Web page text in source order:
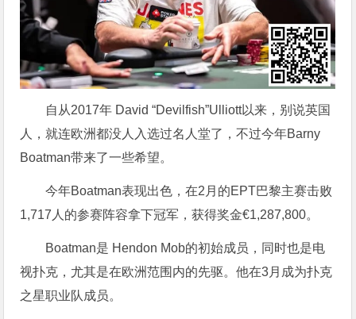
自从2017年 David “Devilfish”Ulliott以来，别说英国
人，就连欧洲都没人入选过名人堂了，不过今年Barny
Boatman带来了一些希望。
今年Boatman表现出色，在2月的EPT巴黎主赛击败
1,717人的参赛阵容拿下冠军，获得奖金€1,287,800。
Boatman是 Hendon Mob的初始成员，同时也是电
视扑克，尤其是在欧洲范围内的先驱。他在3月成为扑克
之星职业队成员。